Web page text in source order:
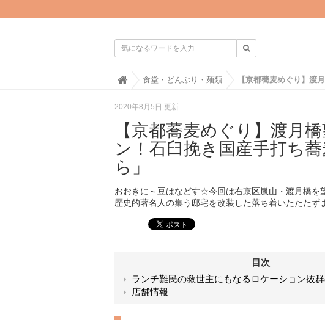
H
e
食堂・どんぶり・麺類
2020年8月5日 更新
【京都蕎麦めぐり】渡月
ン！石臼挽き国産手打ち
ら」
おおきに～豆はなどす☆今回は右京区嵐山・渡月橋を
歴史的著名人の集う邸宅を改装した落ち着いたたたず
目次
ランチ難民の救世主にもなるロケーション抜
店舗情報